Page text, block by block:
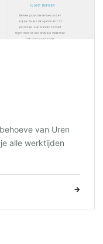
van Uren
alle werktijden
→